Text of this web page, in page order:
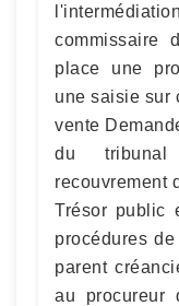
commissaire
place une
une saisie sur
vente
du
recouvrement
Trésor public
procédures
parent
au procureur